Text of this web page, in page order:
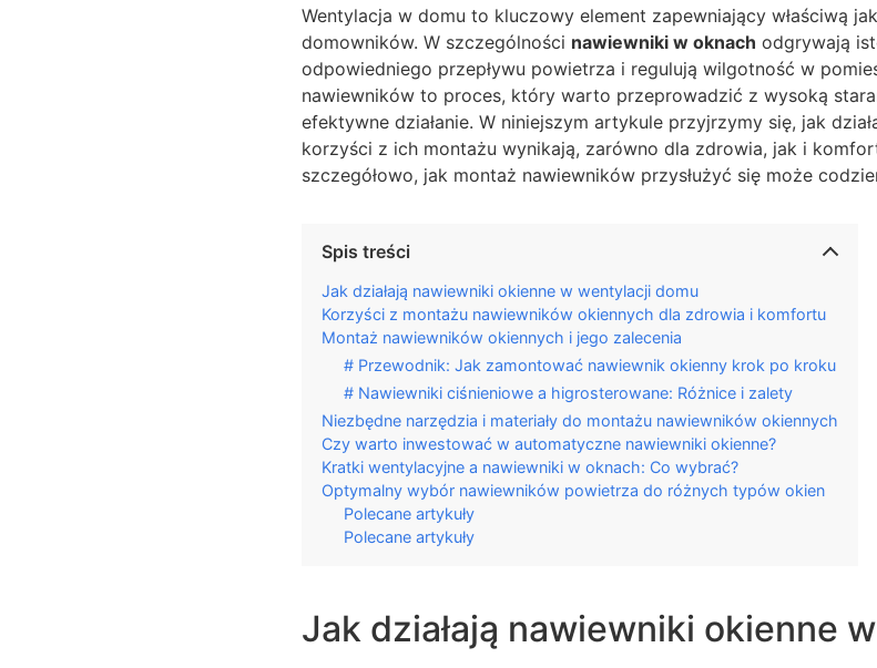
Wentylacja w domu to kluczowy element zapewniający właściwą
domowników. W szczególności nawiewniki w oknach odgrywają
odpowiedniego przepływu powietrza i regulują wilgotność w
nawiewników to proces, który warto przeprowadzić z wysoką
efektywne działanie. W niniejszym artykule przyjrzymy się, jak
korzyści z ich montażu wynikają, zarówno dla zdrowia, jak i
szczegółowo, jak montaż nawiewników przysłużyć się może
Spis treści
Jak działają nawiewniki okienne w wentylacji domu
Korzyści z montażu nawiewników okiennych dla zdrowia i komfortu
Montaż nawiewników okiennych i jego zalecenia
# Przewodnik: Jak zamontować nawiewnik okienny krok po kroku
# Nawiewniki ciśnieniowe a higrosterowane: Różnice i zalety
Niezbędne narzędzia i materiały do montażu nawiewników okiennych
Czy warto inwestować w automatyczne nawiewniki okienne?
Kratki wentylacyjne a nawiewniki w oknach: Co wybrać?
Optymalny wybór nawiewników powietrza do różnych typów okien
Polecane artykuły
Polecane artykuły
Jak działają nawiewniki okienne